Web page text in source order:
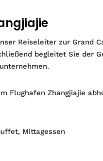
Reiseleiter zur Grand
begleitet Sie der
Flughafen Zhangjiajie
Mittagessen